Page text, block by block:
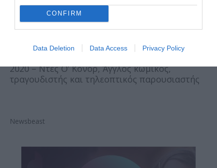
CONFIRM
Data Deletion Data Access Privacy Policy
2015 – Νικ Μπόκβινκελ, Αμερικανός παλαιστής
εφευρέτης και Ολυμπιονίκης
2020 – Ντες Ο’ Κόνορ, Άγγλος κωμικός,
τραγουδιστής και τηλεοπτικός παρουσιαστής
Newsbeast